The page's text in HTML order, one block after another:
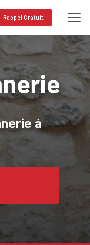
Rappel Gratuit
à